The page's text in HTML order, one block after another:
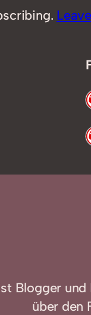
Blogger
über den